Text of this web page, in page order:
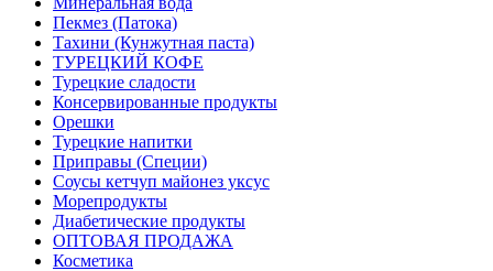
Пекмез (Патока)
Тахини (Кунжутная паста)
ТУРЕЦКИЙ КОФЕ
Турецкие сладости
Консервированные продукты
Орешки
Турецкие напитки
Приправы (Специи)
Соусы кетчуп майонез уксус
Морепродукты
Диабетические продукты
ОПТОВАЯ ПРОДАЖА
Косметика